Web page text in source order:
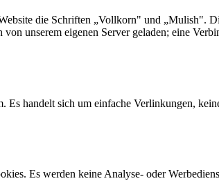
die Schriften „Vollkorn" und „Mulish".
unserem eigenen Server geladen; eine
Es handelt sich um einfache Verlinkungen,
Es werden keine Analyse- oder